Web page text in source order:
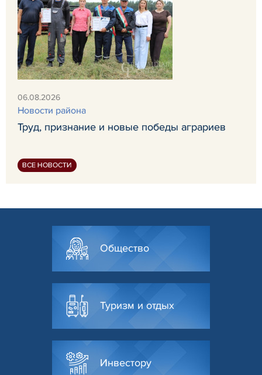
06.08.2026
Новости района
Труд, признание и новые победы аграриев
ВСЕ НОВОСТИ
Общество
Туризм и отдых
Инвестору